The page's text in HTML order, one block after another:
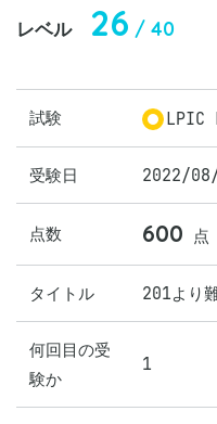
レベル 26 / 40
試験 LPIC
受験日 2022/
点数 600 点
タイトル 201より
何回目の受
験か
1